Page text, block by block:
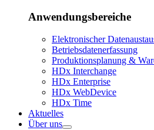
Anwendungsbereiche
Elektronischer
Betriebsdatenerfassung
Produktionsplanung &
HDx Interchange
HDx Enterprise
HDx WebDevice
HDx Time
Aktuelles
Über uns